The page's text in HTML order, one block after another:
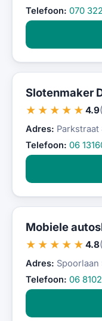
Telefoon: 070
Slotenmaker
★★★★★ 4.9
Adres: Parkstraat
Telefoon: 06
Mobiele
★★★★★ 4.8
Adres: Spoorlaan
Telefoon: 06